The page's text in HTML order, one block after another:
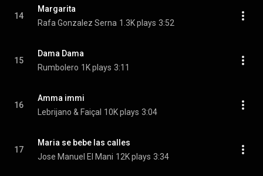
14
Margarita
Rafa Gonzalez Serna 1.3K plays 3:52
15
Dama Dama
Rumbolero 1K plays 3:11
16
Amma immi
Lebrijano & Faiçal 10K plays 3:04
17
Maria se bebe las calles
Jose Manuel El Mani 12K plays 3:34